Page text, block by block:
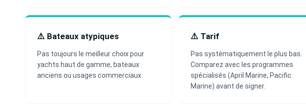
⚠️ Bateaux atypiques
Pas toujours le meilleur choix pour
yachts haut de gamme, bateaux
anciens ou usages commerciaux.
⚠️ Tarif
Pas systématiquement le plus bas.
Comparez avec les programmes
spécialisés (April Marine, Pacific
Marine) avant de signer.